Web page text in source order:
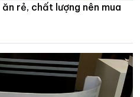
rẻ, chất lượng nên mua